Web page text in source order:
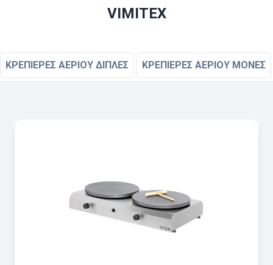
VIMITEX
ΚΡΕΠΙΕΡΕΣ ΑΕΡΙΟΥ ΔΙΠΛΕΣ ΚΡΕΠΙΕΡΕΣ ΑΕΡΙΟΥ ΜΟΝΕΣ